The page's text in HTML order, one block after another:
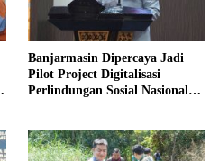
Banjarmasin Dipercaya Jadi
Pilot Project Digitalisasi
Perlindungan Sosial Nasional